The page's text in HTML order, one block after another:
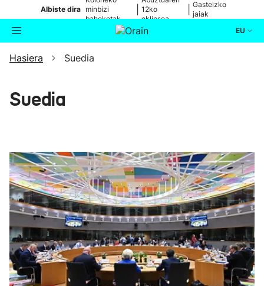
Albiste dira minbizi
baheketak
12ko
eklipsea
Gasteizko
jaiak
EU
Bilatzailea
Ikusmiran
Eguraldia
Hasiera Suedia
Suedia